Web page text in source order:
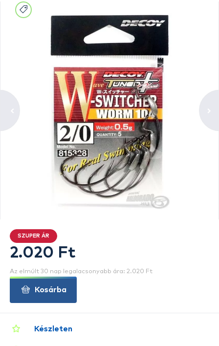
Készleten
SZUPER ÁR
2.020 Ft
Az elmúlt 30 nap legalacsonyabb ára: 2.020 Ft
Kosárba